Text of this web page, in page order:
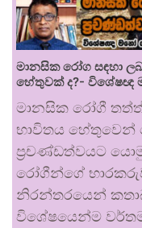
මානසික රෝග සඳහා
හේතුවක් ද?-
මානසික රෝගී
භාවිතය හේතුවෙන්
ප්‍රචණ්ඩත්වයට
රෝගීන්ගේ
නිරන්තරයෙන්
විශේෂයෙන්ම